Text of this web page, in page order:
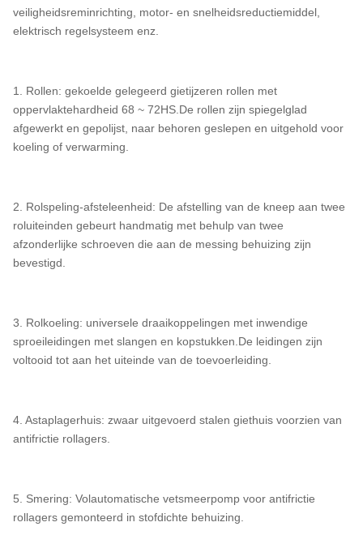
veiligheidsreminrichting, motor- en snelheidsreductiemiddel,
elektrisch regelsysteem enz.
1. Rollen: gekoelde gelegeerd gietijzeren rollen met
oppervlaktehardheid 68 ~ 72HS.De rollen zijn spiegelglad
afgewerkt en gepolijst, naar behoren geslepen en uitgehold voor
koeling of verwarming.
2. Rolspeling-afsteleenheid: De afstelling van de kneep aan twee
roluiteinden gebeurt handmatig met behulp van twee
afzonderlijke schroeven die aan de messing behuizing zijn
bevestigd.
3. Rolkoeling: universele draaikoppelingen met inwendige
sproeileidingen met slangen en kopstukken.De leidingen zijn
voltooid tot aan het uiteinde van de toevoerleiding.
4. Astaplagerhuis: zwaar uitgevoerd stalen giethuis voorzien van
antifrictie rollagers.
5. Smering: Volautomatische vetsmeerpomp voor antifrictie
rollagers gemonteerd in stofdichte behuizing.